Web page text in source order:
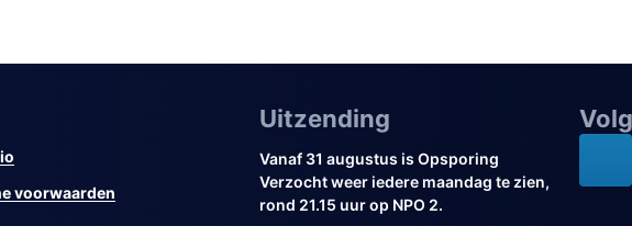
voorwaarden
Uitzending
Vanaf 31 augustus is Opsporing
Verzocht weer iedere maandag te zien,
rond 21.15 uur op NPO 2.